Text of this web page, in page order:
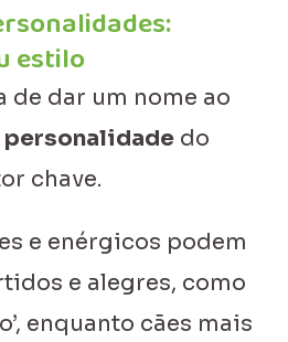
estilo
de dar um nome ao
personalidade do
chave.
e enérgicos podem
e alegres, como
enquanto cães mais